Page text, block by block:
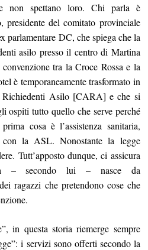
non spettano loro. Chi parla è
del comitato provinciale
parlamentare DC, che spiega che la
asilo presso il centro di Martina
tra la Croce Rossa e la
è temporaneamente trasformato in
Asilo [CARA] e che si
ospiti tutto quello che serve perché
cosa è l’assistenza sanitaria,
con la ASL. Nonostante la legge
Tutt’apposto dunque, ci assicura
– secondo lui – nasce da
ragazzi che pretendono cose che
in questa storia riemerge sempre
i servizi sono offerti secondo la